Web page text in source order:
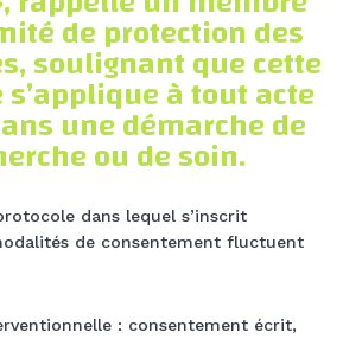
de protection des
soulignant que cette
à tout acte
une démarche de
ou de soin.
dans lequel s’inscrit
de consentement fluctuent
: consentement écrit,